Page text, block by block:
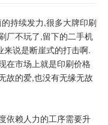
持续发力,很多大牌印刷
厂不玩了,留下的二手机
说是断崖式的打击啊.
在市场上就是印刷价格
故的爱,也没有无缘无故
赖人力的工序需要升